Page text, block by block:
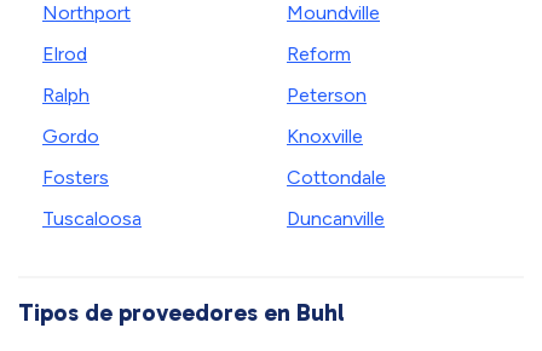
Northport
Elrod
Ralph
Gordo
Fosters
Tuscaloosa
Moundville
Reform
Peterson
Knoxville
Cottondale
Duncanville
Tipos de proveedores en Buhl